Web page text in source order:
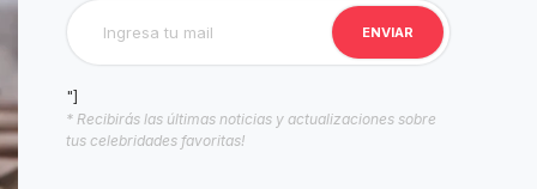
"]
* Recibirás las últimas noticias y actualizaciones sobre
tus celebridades favoritas!